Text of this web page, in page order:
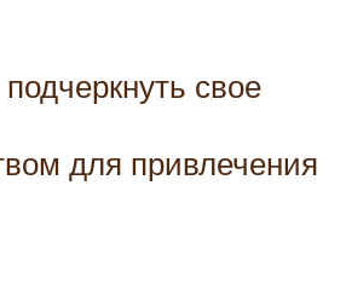
свое
для привлечения